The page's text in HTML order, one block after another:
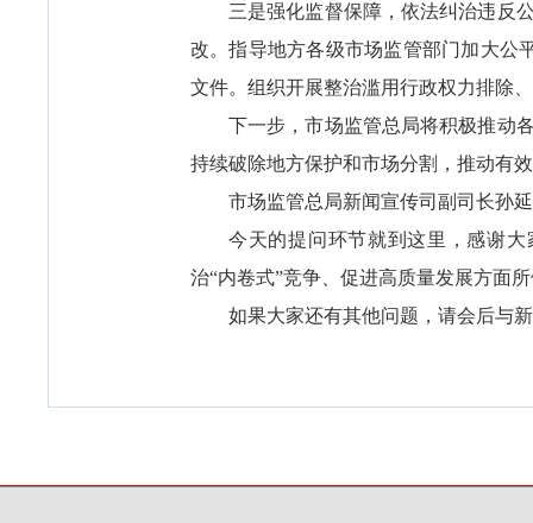
三是强化监督保障，依法纠治违反
改。指导地方各级市场监管部门加大公
文件。组织开展整治滥用行政权力排除
下一步，市场监管总局将积极推动
持续破除地方保护和市场分割，推动有
市场监管总局新闻宣传司副司长孙
今天的提问环节就到这里，感谢
治“内卷式”竞争、促进高质量发展方面
如果大家还有其他问题，请会后与